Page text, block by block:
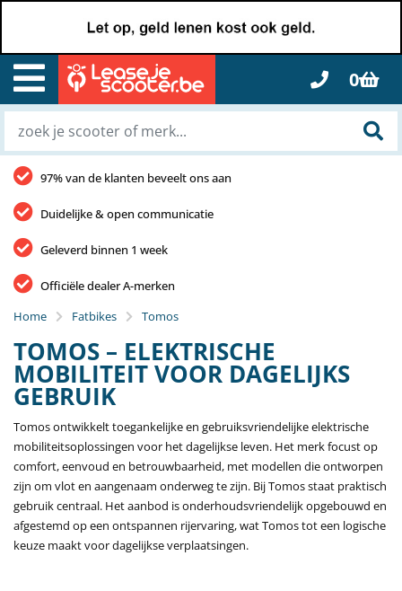
0
97% van de klanten beveelt ons aan
Duidelijke & open communicatie
Geleverd binnen 1 week
Officiële dealer A-merken
Home
Fatbikes Tomos
TOMOS – ELEKTRISCHE
MOBILITEIT VOOR DAGELIJKS
GEBRUIK
Tomos ontwikkelt toegankelijke en gebruiksvriendelijke elektrische
mobiliteitsoplossingen voor het dagelijkse leven. Het merk focust op
comfort, eenvoud en betrouwbaarheid, met modellen die ontworpen
zijn om vlot en aangenaam onderweg te zijn. Bij Tomos staat praktisch
gebruik centraal. Het aanbod is onderhoudsvriendelijk opgebouwd en
afgestemd op een ontspannen rijervaring, wat Tomos tot een logische
keuze maakt voor dagelijkse verplaatsingen.